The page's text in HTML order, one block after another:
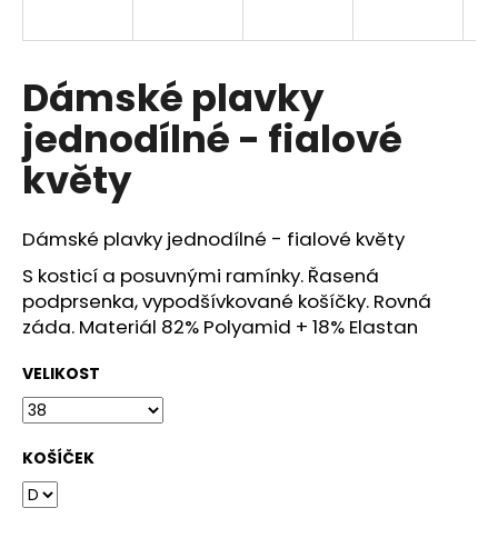
Dámské plavky
jednodílné - fialové
květy
Dámské plavky jednodílné - fialové květy
S kosticí a posuvnými ramínky. Řasená
podprsenka, vypodšívkované košíčky. Rovná
záda. Materiál 82% Polyamid + 18% Elastan
VELIKOST
KOŠÍČEK
í
t
?
o
p
o
r
u
č